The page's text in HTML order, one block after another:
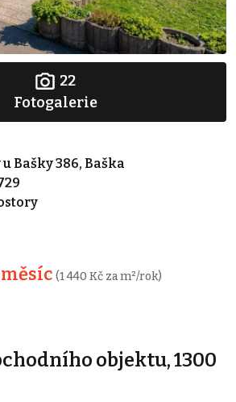
22
Fotogalerie
Bašky 386, Baška
měsíc (1 440 Kč za m²/rok)
objektu, 1300